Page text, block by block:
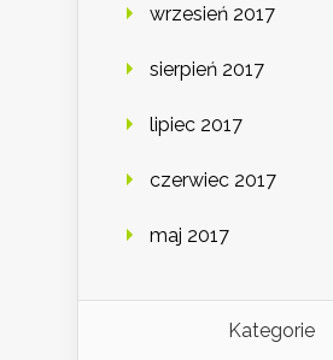
wrzesień 2017
sierpień 2017
lipiec 2017
czerwiec 2017
maj 2017
Kategorie